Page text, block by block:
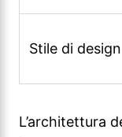
Stile di design
L’architettura